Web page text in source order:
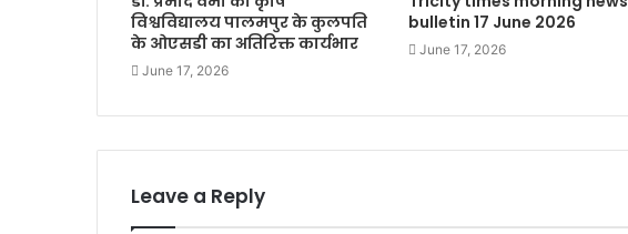
विश्वविद्यालय पालमपुर के कुलपति
के ओएसडी का अतिरिक्त कार्यभार
June 17, 2026
bulletin 17 June 2026
June 17, 2026
Leave a Reply